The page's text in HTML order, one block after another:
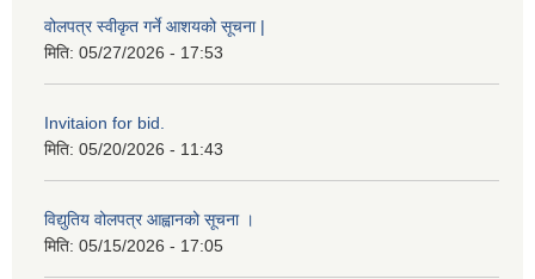
वोलपत्र स्वीकृत गर्ने आशयको सूचना |
मिति: 05/27/2026 - 17:53
Invitaion for bid.
मिति: 05/20/2026 - 11:43
विद्युतिय वोलपत्र आह्वानको सूचना ।
मिति: 05/15/2026 - 17:05